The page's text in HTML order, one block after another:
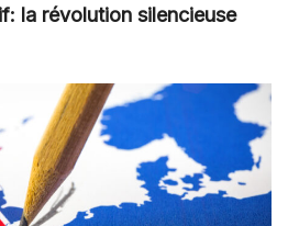
la révolution silencieuse